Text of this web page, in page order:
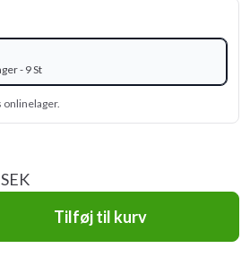
- 9 St
onlinelager.
Tilføj til kurv